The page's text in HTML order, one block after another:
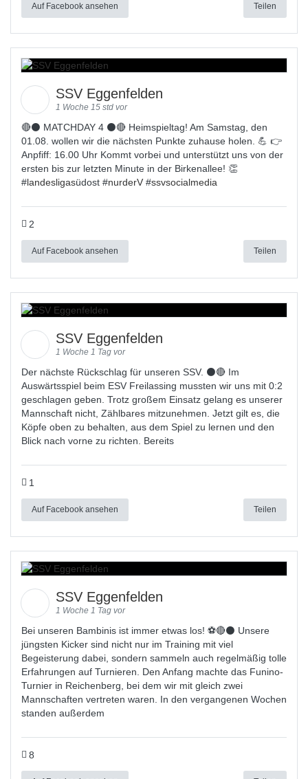
Auf Facebook ansehen Teilen
SSV Eggenfelden
1 Woche 15 std vor
🔴⚫ MATCHDAY 4 ⚫🔴 Heimspieltag! Am Samstag, den
01.08. wollen wir die nächsten Punkte zuhause holen. 💪 👉
Anpfiff: 16.00 Uhr Kommt vorbei und unterstützt uns von der
ersten bis zur letzten Minute in der Birkenallee! 👏
#landesligasüdost #nurderV #ssvsocialmedia
2
Auf Facebook ansehen Teilen
SSV Eggenfelden
1 Woche 1 Tag vor
Der nächste Rückschlag für unseren SSV. ⚫🔴 Im
Auswärtsspiel beim ESV Freilassing mussten wir uns mit 0:2
geschlagen geben. Trotz großem Einsatz gelang es unserer
Mannschaft nicht, Zählbares mitzunehmen. Jetzt gilt es, die
Köpfe oben zu behalten, aus dem Spiel zu lernen und den
Blick nach vorne zu richten. Bereits
1
Auf Facebook ansehen Teilen
SSV Eggenfelden
1 Woche 1 Tag vor
Bei unseren Bambinis ist immer etwas los! ⚽️🔴⚫ Unsere
jüngsten Kicker sind nicht nur im Training mit viel
Begeisterung dabei, sondern sammeln auch regelmäßig tolle
Erfahrungen auf Turnieren. Den Anfang machte das Funino-
Turnier in Reichenberg, bei dem wir mit gleich zwei
Mannschaften vertreten waren. In den vergangenen Wochen
standen außerdem
8